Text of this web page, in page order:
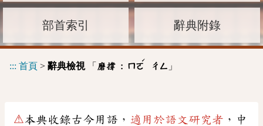
部首索引 辭典附錄
::: 首頁 > 辭典檢視「 磨撐 : ㄇㄛ
ˊ
ㄔㄥ 」
⚠本典收錄古今用語， 適用於語文研究者 ，中